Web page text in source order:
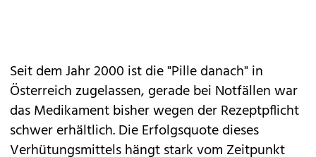
Seit dem Jahr 2000 ist die "Pille danach" in
Österreich zugelassen, gerade bei Notfällen war
das Medikament bisher wegen der Rezeptpflicht
schwer erhältlich. Die Erfolgsquote dieses
Verhütungsmittels hängt stark vom Zeitpunkt